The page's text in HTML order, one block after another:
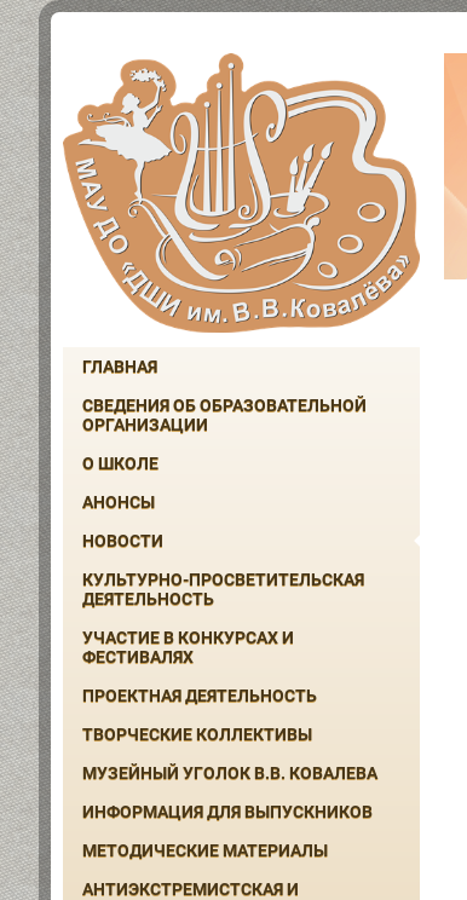
ГЛАВНАЯ
СВЕДЕНИЯ ОБ ОБРАЗОВАТЕЛЬНОЙ
ОРГАНИЗАЦИИ
О ШКОЛЕ
АНОНСЫ
НОВОСТИ
КУЛЬТУРНО-ПРОСВЕТИТЕЛЬСКАЯ
ДЕЯТЕЛЬНОСТЬ
УЧАСТИЕ В КОНКУРСАХ И
ФЕСТИВАЛЯХ
ПРОЕКТНАЯ ДЕЯТЕЛЬНОСТЬ
ТВОРЧЕСКИЕ КОЛЛЕКТИВЫ
МУЗЕЙНЫЙ УГОЛОК В.В. КОВАЛЕВА
ИНФОРМАЦИЯ ДЛЯ ВЫПУСКНИКОВ
МЕТОДИЧЕСКИЕ МАТЕРИАЛЫ
АНТИЭКСТРЕМИСТСКАЯ И